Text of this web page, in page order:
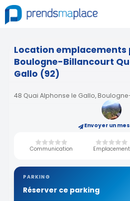
Location emplacements
Boulogne-Billancourt
Gallo (92)
48 Quai Alphonse le Gallo,
Envoyer un
Communication Emplacement
PARKING
Réserver ce parking